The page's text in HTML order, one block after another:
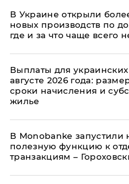
В Украине открыли
новых производств по
где и за что чаще всего
Выплаты для
августе 2026 года:
сроки начисления и
жилье
В Мonobankе запустили
полезную функцию к
транзакциям –